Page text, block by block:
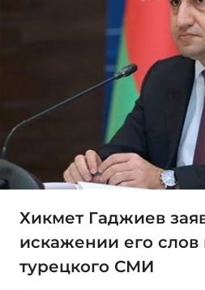
Хикмет Гаджиев
искажении его слов
турецкого СМИ